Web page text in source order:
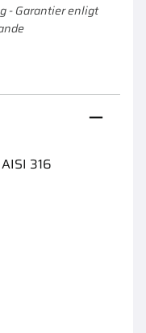
- Garantier enligt
316